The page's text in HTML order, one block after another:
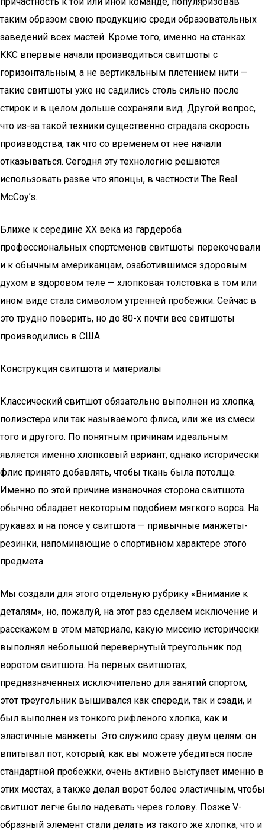
таким образом свою продукцию среди образовательных
заведений всех мастей. Кроме того, именно на станках
KKC впервые начали производиться свитшоты с
горизонтальным, а не вертикальным плетением нити —
такие свитшоты уже не садились столь сильно после
стирок и в целом дольше сохраняли вид. Другой вопрос,
что из-за такой техники существенно страдала скорость
производства, так что со временем от нее начали
отказываться. Сегодня эту технологию решаются
использовать разве что японцы, в частности The Real
McCoy’s.
Ближе к середине ХХ века из гардероба
профессиональных спортсменов свитшоты перекочевали
и к обычным американцам, озаботившимся здоровым
духом в здоровом теле — хлопковая толстовка в том или
ином виде стала символом утренней пробежки. Сейчас в
это трудно поверить, но до 80-х почти все свитшоты
производились в США.
Конструкция свитшота и материалы
Классический свитшот обязательно выполнен из хлопка,
полиэстера или так называемого флиса, или же из смеси
того и другого. По понятным причинам идеальным
является именно хлопковый вариант, однако исторически
флис принято добавлять, чтобы ткань была потолще.
Именно по этой причине изнаночная сторона свитшота
обычно обладает некоторым подобием мягкого ворса. На
рукавах и на поясе у свитшота — привычные манжеты-
резинки, напоминающие о спортивном характере этого
предмета.
Мы создали для этого отдельную рубрику «Внимание к
деталям», но, пожалуй, на этот раз сделаем исключение и
расскажем в этом материале, какую миссию исторически
выполнял небольшой перевернутый треугольник под
воротом свитшота. На первых свитшотах,
предназначенных исключительно для занятий спортом,
этот треугольник вышивался как спереди, так и сзади, и
был выполнен из тонкого рифленого хлопка, как и
эластичные манжеты. Это служило сразу двум целям: он
впитывал пот, который, как вы можете убедиться после
стандартной пробежки, очень активно выступает именно в
этих местах, а также делал ворот более эластичным, чтобы
свитшот легче было надевать через голову. Позже V-
образный элемент стали делать из такого же хлопка, что и